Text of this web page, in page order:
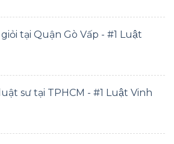
tại Quận Gò Vấp - #1 Luật
sư tại TPHCM - #1 Luật Vinh